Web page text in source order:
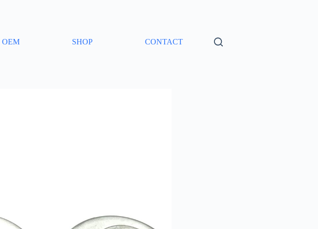
OEM SHOP CONTACT